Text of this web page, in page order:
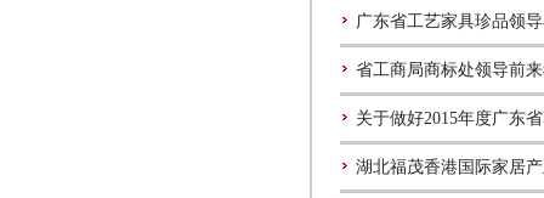
广东省工艺家具珍品领
省工商局商标处领导前
关于做好2015年度广东
湖北福茂香港国际家居